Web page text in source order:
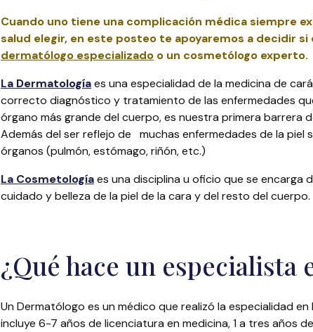
Cuando uno tiene una complicación médica siempre
salud elegir, en este posteo te apoyaremos a decidir si
dermatólogo especializado o un cosmetólogo experto.
La Dermatologíaes una especialidad de la medicina de
correcto diagnóstico y tratamiento de las enfermedades
órgano más grande del cuerpo, es nuestra primera barrera
Además del ser reflejo de muchas enfermedades de la
órganos (pulmón, estómago, riñón, etc.)
La Cosmetologíaes una disciplina u oficio que se
cuidado y belleza de la piel de la cara y del resto del cuerpo.
¿Qué hace un especialista
Un Dermatólogo es un médico que realizó la especialidad
incluye 6-7 años de licenciatura en medicina, 1 a tres años